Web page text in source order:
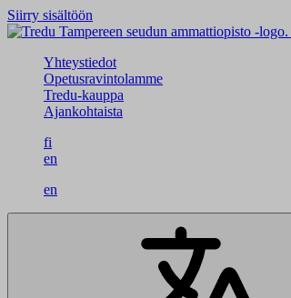
Siirry sisältöön
Yhteystiedot
Opetusravintolamme
Tredu-kauppa
Ajankohtaista
fi
en
en